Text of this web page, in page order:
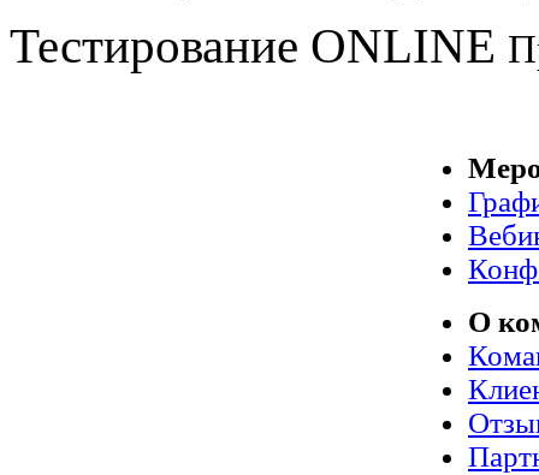
Тестирование ONLINE
О